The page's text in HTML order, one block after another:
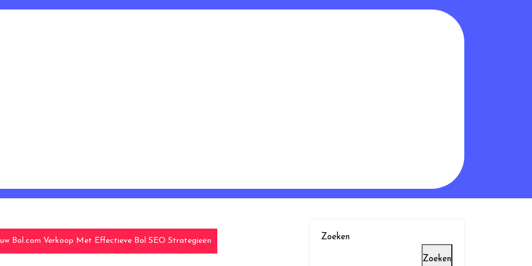
Bol.com Verkoop Met Effectieve Bol SEO Strategieën Zoeken
Zoeken